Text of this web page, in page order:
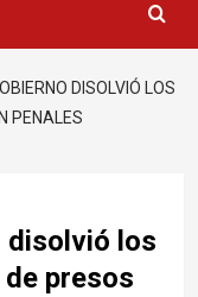
DISOLVIÓ LOS
PENALES
disolvió los
presos